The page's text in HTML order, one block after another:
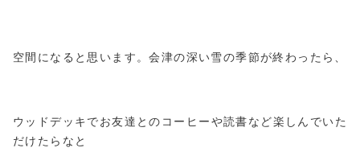
空間になると思います。会津の深い雪の季節が終わったら、
ウッドデッキでお友達とのコーヒーや読書など楽しんでいた
だけたらなと